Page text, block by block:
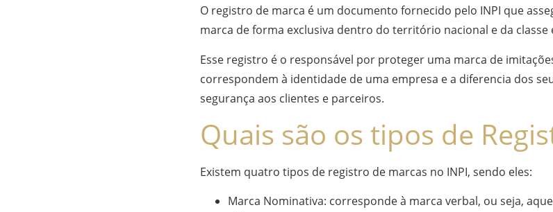
O registro de marca é um documento fornecido pelo INPI que
marca de forma exclusiva dentro do território nacional e da classe
Esse registro é o responsável por proteger uma marca de
correspondem à identidade de uma empresa e a diferencia dos
segurança aos clientes e parceiros.
Quais são os tipos de
Existem quatro tipos de registro de marcas no INPI, sendo eles:
Marca Nominativa: corresponde à marca verbal, ou seja,